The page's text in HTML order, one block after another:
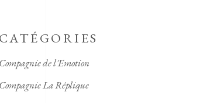
CATÉGORIES
Compagnie de l'Emotion
Compagnie La Réplique